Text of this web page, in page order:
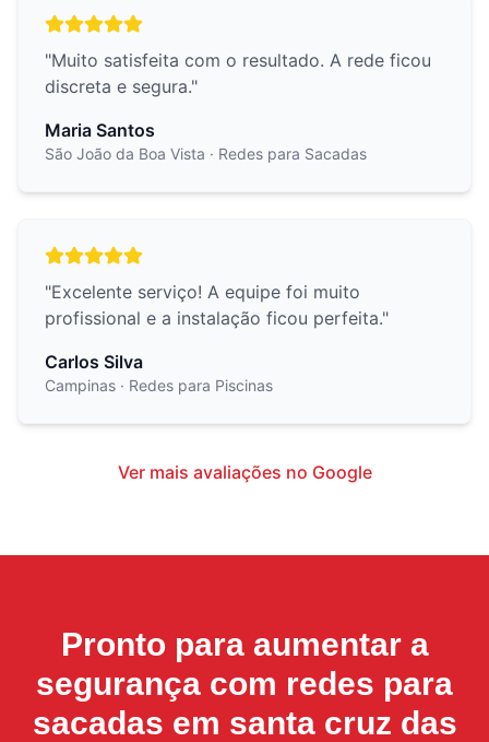
"Muito satisfeita com o resultado. A rede ficou
discreta e segura."
Maria Santos
São João da Boa Vista · Redes para Sacadas
"Excelente serviço! A equipe foi muito
profissional e a instalação ficou perfeita."
Carlos Silva
Campinas · Redes para Piscinas
Ver mais avaliações no Google
Pronto para aumentar a
segurança com redes para
sacadas em santa cruz das